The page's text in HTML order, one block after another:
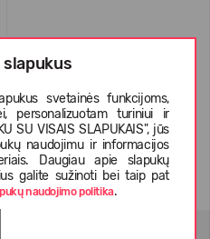
svetainės funkcijoms,
personalizuotam turiniui ir
SU VISAIS SLAPUKAIS", jūs
naudojimu ir informacijos
Daugiau apie slapukų
galite sužinoti bei taip pat
naudojimo politika.